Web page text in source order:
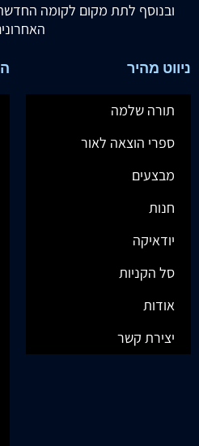
ובנוסף לתת מקום לקומה
ניווט מהיר
תורה שלמה
ספרי הוצאה לאור
מבצעים
חנות
יודאיקה
סל הקניות
אודות
יצירת קשר